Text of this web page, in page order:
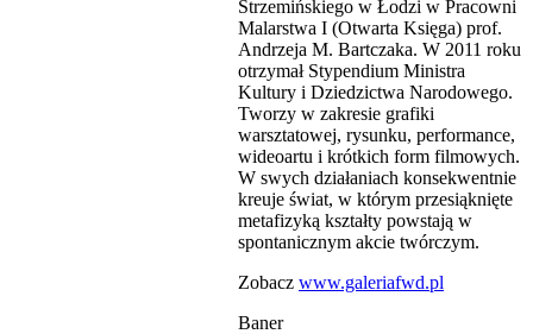
Strzemińskiego w Łodzi w Pracowni
Malarstwa I (Otwarta Księga) prof.
Andrzeja M. Bartczaka. W 2011 roku
otrzymał Stypendium Ministra
Kultury i Dziedzictwa Narodowego.
Tworzy w zakresie grafiki
warsztatowej, rysunku, performance,
wideoartu i krótkich form filmowych.
W swych działaniach konsekwentnie
kreuje świat, w którym przesiąknięte
metafizyką kształty powstają w
spontanicznym akcie twórczym.
Zobacz www.galeriafwd.pl
Baner